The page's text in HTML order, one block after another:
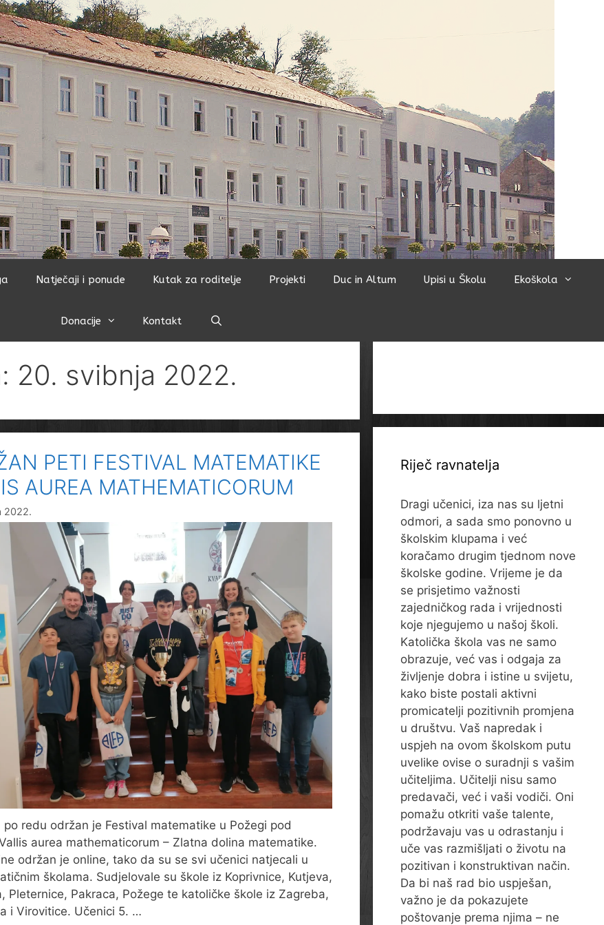
Natječaji i ponude Kutak za roditelje Projekti Duc in Altum Upisi u Školu Ekoškola
Donacije Kontakt
20. svibnja 2022.
PETI FESTIVAL MATEMATIKE
AUREA MATHEMATICORUM
2022.
po redu održan je Festival matematike u Požegi pod
aurea mathematicorum – Zlatna dolina matematike.
održan je online, tako da su se svi učenici natjecali u
školama. Sudjelovale su škole iz Koprivnice, Kutjeva,
Pleternice, Pakraca, Požege te katoličke škole iz Zagreba,
i Virovitice. Učenici 5. …
Riječ ravnatelja
Dragi učenici, iza nas su ljetni
odmori, a sada smo ponovno u
školskim klupama i već
koračamo drugim tjednom nove
školske godine. Vrijeme je da
se prisjetimo važnosti
zajedničkog rada i vrijednosti
koje njegujemo u našoj školi.
Katolička škola vas ne samo
obrazuje, već vas i odgaja za
življenje dobra i istine u svijetu,
kako biste postali aktivni
promicatelji pozitivnih promjena
u društvu. Vaš napredak i
uspjeh na ovom školskom putu
uvelike ovise o suradnji s vašim
učiteljima. Učitelji nisu samo
predavači, već i vaši vodiči. Oni
pomažu otkriti vaše talente,
podržavaju vas u odrastanju i
uče vas razmišljati o životu na
pozitivan i konstruktivan način.
Da bi naš rad bio uspješan,
važno je da pokazujete
poštovanje prema njima – ne